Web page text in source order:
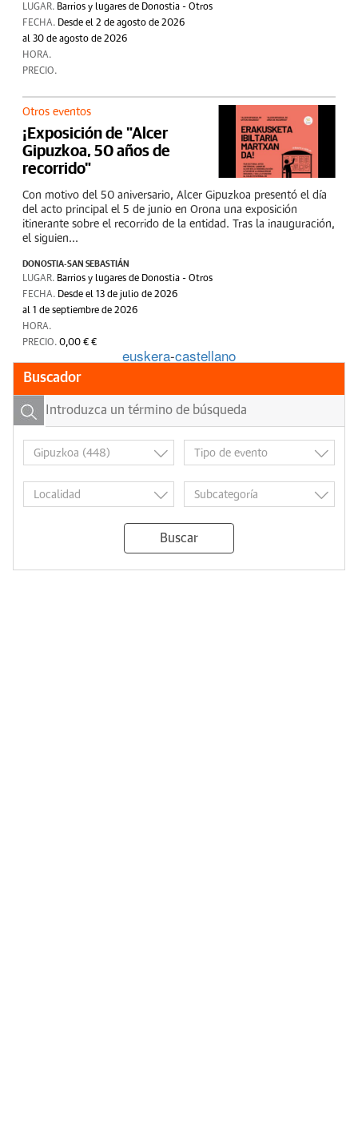
LUGAR. Barrios y lugares de Donostia - Otros
FECHA. Desde el 2 de agosto de 2026
al 30 de agosto de 2026
HORA.
PRECIO.
Otros eventos
¡Exposición de "Alcer
Gipuzkoa, 50 años de
recorrido"
Con motivo del 50 aniversario, Alcer Gipuzkoa presentó el día
del acto principal el 5 de junio en Orona una exposición
itinerante sobre el recorrido de la entidad. Tras la inauguración,
el siguien...
DONOSTIA-SAN SEBASTIÁN
LUGAR. Barrios y lugares de Donostia - Otros
FECHA. Desde el 13 de julio de 2026
al 1 de septiembre de 2026
HORA.
PRECIO. 0,00 € €
euskera-castellano
Buscador
Buscar